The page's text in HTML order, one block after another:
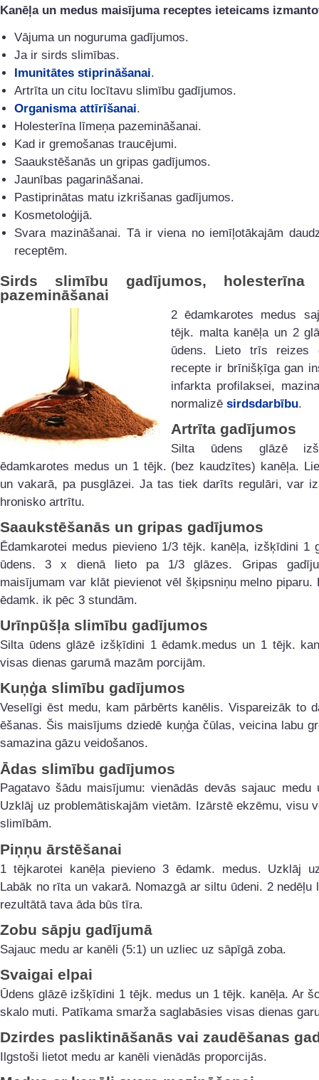
Kanēļa un medus maisījuma receptes ieteicams
Vājuma un noguruma gadījumos.
Ja ir sirds slimības.
Imunitātes stiprināšanai.
Artrīta un citu locītavu slimību gadījumos.
Organisma attīrīšanai.
Holesterīna līmeņa pazemināšanai.
Kad ir gremošanas traucējumi.
Saaukstēšanās un gripas gadījumos.
Jaunības pagarināšanai.
Pastiprinātas matu izkrišanas gadījumos.
Kosmetoloģijā.
Svara mazināšanai. Tā ir viena no iemīļotākajām
receptēm.
Sirds slimību gadījumos, holesterīna
pazemināšanai
2 ēdamkarotes medus
tējk. malta kanēļa un 2
ūdens. Lieto trīs reizes
recepte ir brīnišķīga gan
infarkta profilaksei,
normalizē sirdsdarbību.
Artrīta gadījumos
Silta ūdens glāzē
ēdamkarotes medus un 1 tējk. (bez kaudzītes) kanēļa.
un vakarā, pa pusglāzei. Ja tas tiek darīts regulāri, var
hronisko artrītu.
Saaukstēšanās un gripas gadījumos
Ēdamkarotei medus pievieno 1/3 tējk. kanēļa, izšķīdini 1
ūdens. 3 x dienā lieto pa 1/3 glāzes. Gripas
maisījumam var klāt pievienot vēl šķipsniņu melno piparu.
ēdamk. ik pēc 3 stundām.
Urīnpūšļa slimību gadījumos
Silta ūdens glāzē izšķīdini 1 ēdamk.medus un 1 tējk.
visas dienas garumā mazām porcijām.
Kuņģa slimību gadījumos
Veselīgi ēst medu, kam pārbērts kanēlis. Vispareizāk to
ēšanas. Šis maisījums dziedē kuņģa čūlas, veicina labu
samazina gāzu veidošanos.
Ādas slimību gadījumos
Pagatavo šādu maisījumu: vienādās devās sajauc medu
Uzklāj uz problemātiskajām vietām. Izārstē ekzēmu, visu
slimībām.
Piņņu ārstēšanai
1 tējkarotei kanēļa pievieno 3 ēdamk. medus. Uzklāj
Labāk no rīta un vakarā. Nomazgā ar siltu ūdeni. 2 nedēļu
rezultātā tava āda būs tīra.
Zobu sāpju gadījumā
Sajauc medu ar kanēli (5:1) un uzliec uz sāpīgā zoba.
Svaigai elpai
Ūdens glāzē izšķīdini 1 tējk. medus un 1 tējk. kanēļa. Ar
skalo muti. Patīkama smarža saglabāsies visas dienas
Dzirdes pasliktināšanās vai zaudēšanas
Ilgstoši lietot medu ar kanēli vienādās proporcijās.